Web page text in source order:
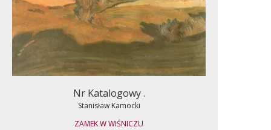
Nr Katalogowy .
Stanisław Kamocki
ZAMEK W WIŚNICZU